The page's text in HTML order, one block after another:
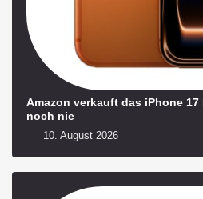
Amazon verkauft das iPhone
noch nie
10. August 2026